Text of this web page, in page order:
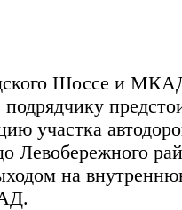
Шоссе и
участка
Левобережного
на